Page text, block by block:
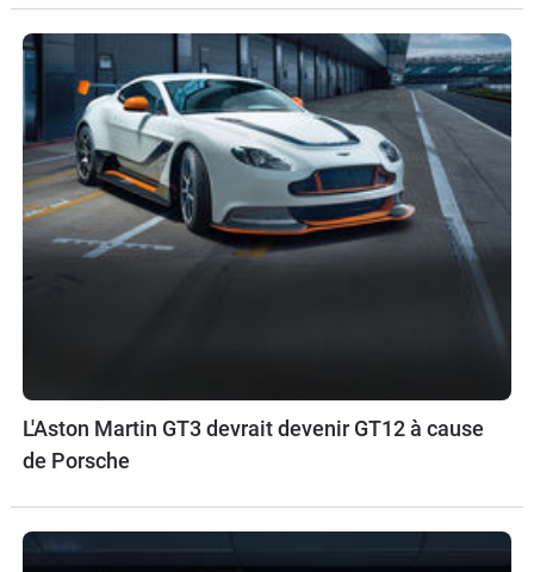
L'Aston Martin GT3 devrait devenir GT12 à cause
de Porsche